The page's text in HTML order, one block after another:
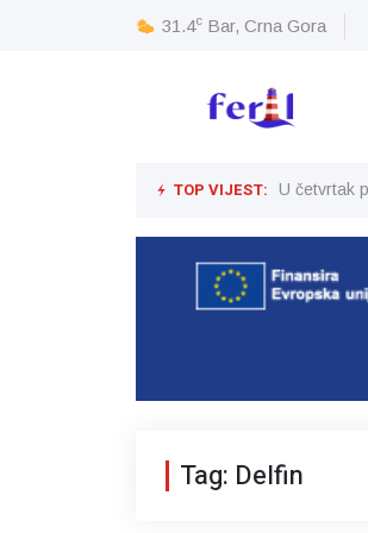
31.4c Bar, Crna Gora
TOP VIJEST: U četvrtak
Tag: Delfin